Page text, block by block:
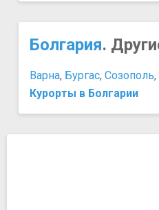
Болгария.
Варна, Бургас, Созополь,
Курорты в Болгарии